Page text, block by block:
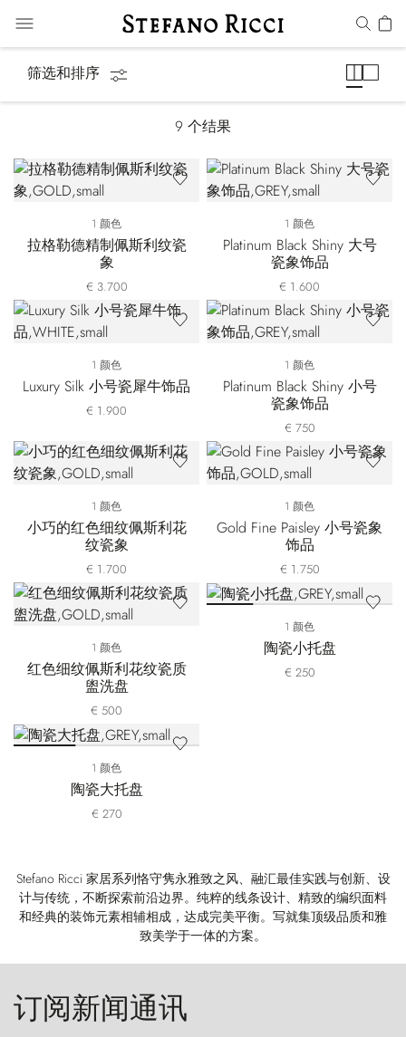
筛选和排序
9 个结果
1 颜色
拉格勒德精制佩斯利纹瓷
象
€ 3.700
1 颜色
Platinum Black Shiny 大号
瓷象饰品
€ 1.600
1 颜色
Luxury Silk 小号瓷犀牛饰品
€ 1.900
1 颜色
Platinum Black Shiny 小号
瓷象饰品
€ 750
1 颜色
小巧的红色细纹佩斯利花
纹瓷象
€ 1.700
1 颜色
Gold Fine Paisley 小号瓷象
饰品
€ 1.750
1 颜色
红色细纹佩斯利花纹瓷质
盥洗盘
€ 500
1 颜色
陶瓷小托盘
€ 250
1 颜色
陶瓷大托盘
€ 270
Stefano Ricci 家居系列恪守隽永雅致之风、融汇最佳实践与创新、设
计与传统，不断探索前沿边界。纯粹的线条设计、精致的编织面料
和经典的装饰元素相辅相成，达成完美平衡。写就集顶级品质和雅
致美学于一体的方案。
订阅新闻通讯